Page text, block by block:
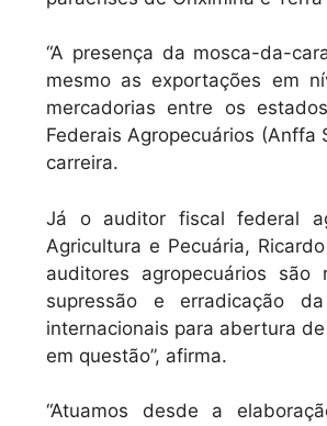
“A presença da mosca-da-
mesmo as exportações em
mercadorias entre os
Federais Agropecuários
carreira.
Já o auditor fiscal federal
Agricultura e Pecuária,
auditores agropecuários são
supressão e erradicação
internacionais para abertura
em questão”, afirma.
“Atuamos desde a